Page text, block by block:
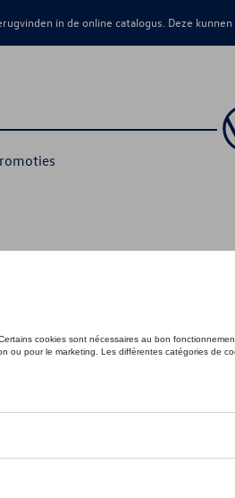
in de online catalogus. Deze
Dit product is momenteel niet op